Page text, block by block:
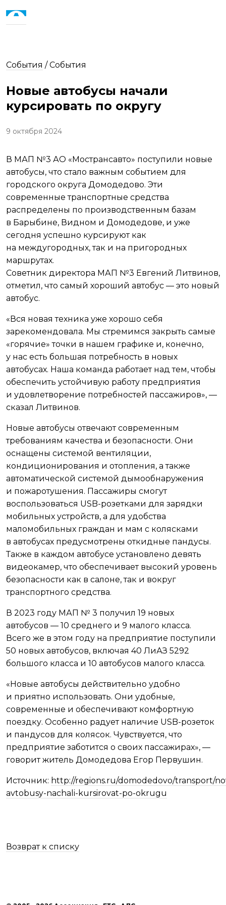
События /События
Новые автобусы начали
курсировать по округу
9 октября 2024
В МАП №3 АО «Мострансавто» поступили новые
автобусы, что стало важным событием для
городского округа Домодедово. Эти
современные транспортные средства
распределены по производственным базам
в Барыбине, Видном и Домодедове, и уже
сегодня успешно курсируют как
на междугородных, так и на пригородных
маршрутах.
Советник директора МАП №3 Евгений Литвинов,
отметил, что самый хороший автобус — это новый
автобус.
«Вся новая техника уже хорошо себя
зарекомендовала. Мы стремимся закрыть самые
«горячие» точки в нашем графике и, конечно,
у нас есть большая потребность в новых
автобусах. Наша команда работает над тем, чтобы
обеспечить устойчивую работу предприятия
и удовлетворение потребностей пассажиров», —
сказал Литвинов.
Новые автобусы отвечают современным
требованиям качества и безопасности. Они
оснащены системой вентиляции,
кондиционирования и отопления, а также
автоматической системой дымообнаружения
и пожаротушения. Пассажиры смогут
воспользоваться USB-розетками для зарядки
мобильных устройств, а для удобства
маломобильных граждан и мам с колясками
в автобусах предусмотрены откидные пандусы.
Также в каждом автобусе установлено девять
видеокамер, что обеспечивает высокий уровень
безопасности как в салоне, так и вокруг
транспортного средства.
В 2023 году МАП № 3 получил 19 новых
автобусов — 10 среднего и 9 малого класса.
Всего же в этом году на предприятие поступили
50 новых автобусов, включая 40 ЛиАЗ 5292
большого класса и 10 автобусов малого класса.
«Новые автобусы действительно удобно
и приятно использовать. Они удобные,
современные и обеспечивают комфортную
поездку. Особенно радует наличие USB-розеток
и пандусов для колясок. Чувствуется, что
предприятие заботится о своих пассажирах», —
говорит житель Домодедова Егор Первушин.
Источник: http://regions.ru/domodedovo/transport/
avtobusy-nachali-kursirovat-po-okrugu
Возврат к списку